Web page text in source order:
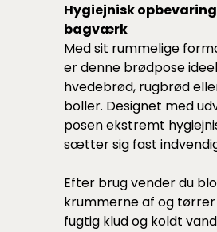
Hygiejnisk
bagværk
Med sit rummelige
er denne brødpose
hvedebrød, rugbrød
boller. Designet med
posen ekstremt
sætter sig fast
Efter brug vender du
krummerne af og
fugtig klud og koldt